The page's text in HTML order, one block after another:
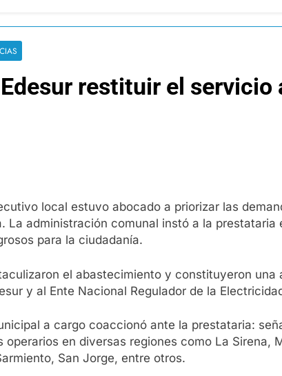
restituir el
local estuvo abocado a priorizar las
administración comunal instó a la
para la ciudadanía.
el abastecimiento y constituyeron una
y al Ente Nacional Regulador de la
a cargo coaccionó ante la prestataria:
en diversas regiones como La Sirena,
San Jorge, entre otros.